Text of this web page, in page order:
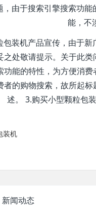
，由于搜索引擎搜索功
能，不
包装机产品宣传，由于
之处敬请提示。关于此
功能的特性，为方便消
者的购物搜索，故所起
述。 3.购买小型颗粒包
装机
新闻动态